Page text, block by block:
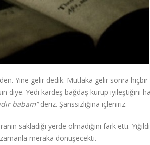
Yine gelir dedik. Mutlaka gelir sonra
diye. Yedi kardeş bağdaş kurup iyileştiğini
babam”deriz. Şanssızlığına içleniriz.
sakladığı yerde olmadığını fark etti.
meraka dönüşecekti.